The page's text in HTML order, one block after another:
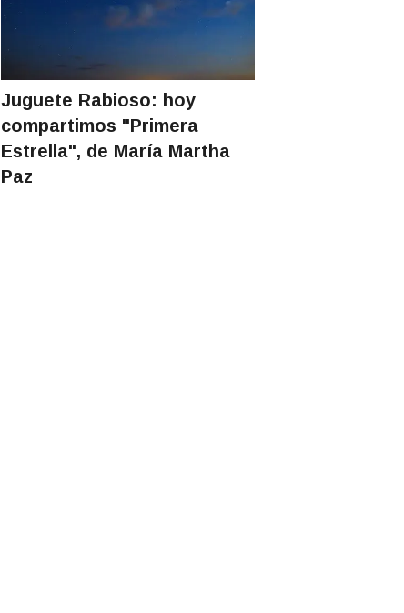
Juguete Rabioso: hoy
compartimos "Primera
Estrella", de María Martha
Paz